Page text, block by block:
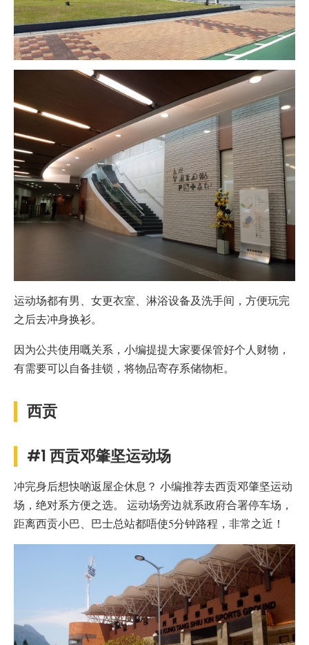
运动场都有男、女更衣室、淋浴设备及洗手间，方便玩完
之后去冲身换衫。
因为公共使用嘅关系，小编提提大家要保管好个人财物，
有需要可以自备挂锁，将物品寄存系储物柜。
西贡
#1 西贡邓肇坚运动场
冲完身后想快啲返屋企休息？ 小编推荐去西贡邓肇坚运动
场，绝对系方便之选。 运动场旁边就系政府合署停车场，
距离西贡小巴、巴士总站都唔使5分钟路程，非常之近！